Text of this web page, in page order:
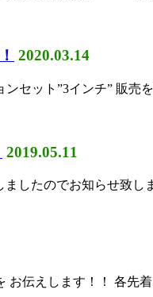
2020.03.14
ンセット”3インチ” 販
2019.05.11
ましたのでお知らせ致
お伝えします！！ 各